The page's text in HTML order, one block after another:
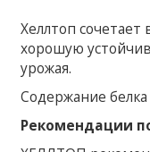
Хеллтоп
хорошую
урожая.
Содержание
Рекомендации